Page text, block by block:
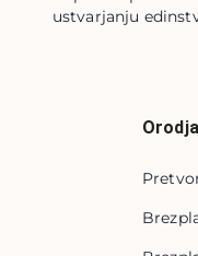
ustvarjanju
Orodja